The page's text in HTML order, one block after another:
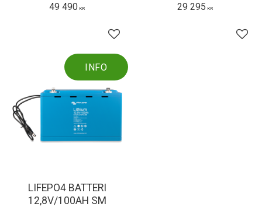
49 490 KR
Lägg till i favoriter
29 295 KR
LIFEPO4 BATTERI
12,8V/100AH SM
INFO